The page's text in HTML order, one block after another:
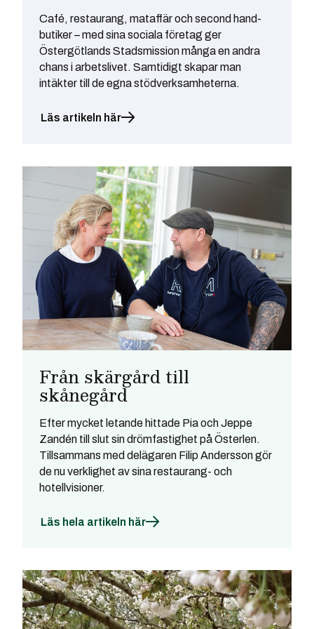
Café, restaurang, mataffär och second hand-
butiker – med sina sociala företag ger
Östergötlands Stadsmission många en andra
chans i arbetslivet. Samtidigt skapar man
intäkter till de egna stödverksamheterna.
Läs artikeln här
Från skärgård till
skånegård
Efter mycket letande hittade Pia och Jeppe
Zandén till slut sin drömfastighet på Österlen.
Tillsammans med delägaren Filip Andersson gör
de nu verklighet av sina restaurang- och
hotellvisioner.
Läs hela artikeln här